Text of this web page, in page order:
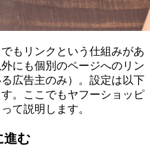
もリンクという仕組みがあ
にも個別のページへのリン
広告主のみ）。設定は以下
。ここでもヤフーショッピ
て説明します。
進む